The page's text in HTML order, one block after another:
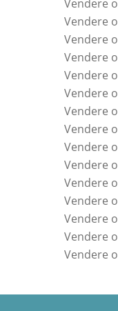
Vendere
Vendere
Vendere
Vendere
Vendere
Vendere